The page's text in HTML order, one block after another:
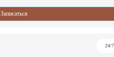
Записаться
24/7